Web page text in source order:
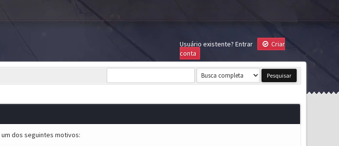
Usuário existente? Entrar
Criar
conta
dos seguintes motivos: